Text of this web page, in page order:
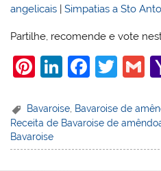
angelicais |Simpatias a Sto
Partilhe, recomende e vote
Pi
er
e
st
Li
k
e
dI
F
c
e
b
T
itt
er
G
ai
l
Bavaroise Bavaroise de
Receita de Bavaroise de
Bavaroise